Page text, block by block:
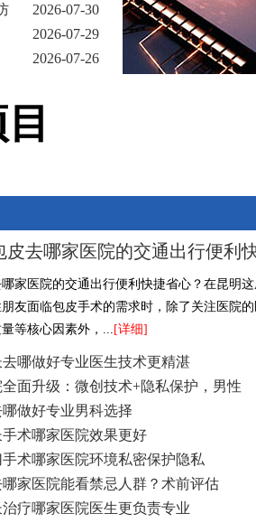
2026-07-30
2026-07-29
2026-07-26
皮去哪家医院的交通出行便利
家医院的交通出行便利快捷省心？在昆明
友面临包皮手术的需求时，除了关注医院的
等核心因素外，... [详细]
哪做好专业医生技术更精湛
面升级：微创技术+隐私保护，男性
做好专业男科选择
术哪家医院效果更好
术哪家医院环境私密保护隐私
家医院能看禁忌人群？术前评估
疗哪家医院医生更负责专业